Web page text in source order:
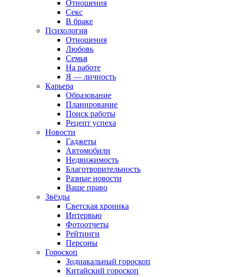
Отношения
Секс
В браке
Психология
Отношения
Любовь
Семья
На работе
Я — личность
Карьера
Образование
Планирование
Поиск работы
Рецепт успеха
Новости
Гаджеты
Автомобили
Недвижимость
Благотворительность
Разные новости
Ваше право
Звёзды
Светская хроника
Интервью
Фотоотчеты
Рейтинги
Персоны
Гороскоп
Зодиакальный гороскоп
Китайский гороскоп